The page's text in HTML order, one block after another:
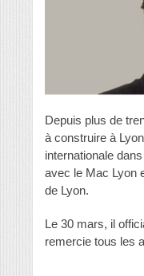
Depuis plus de
à construire à
internationale
avec le Mac Lyon
de Lyon.
Le 30 mars, il
remercie tous les